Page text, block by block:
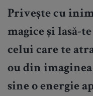
Privește cu
magice și lasă-
celui care te
ou din
sine o energie